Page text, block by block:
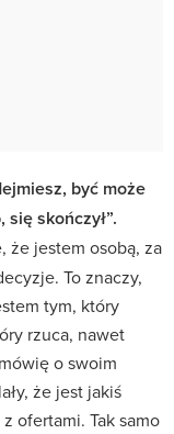
być może
skończył”.
że jestem osobą, za
To znaczy,
tym, który
rzuca, nawet
o swoim
że jest jakiś
ofertami. Tak samo